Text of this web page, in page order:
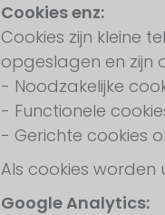
Cookies enz:
Cookies zijn kleine
opgeslagen en zijn
- Noodzakelijke
- Functionele
- Gerichte cookies
Als cookies
Google Analytics: